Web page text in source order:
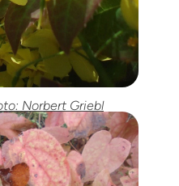
Norbert Griebl